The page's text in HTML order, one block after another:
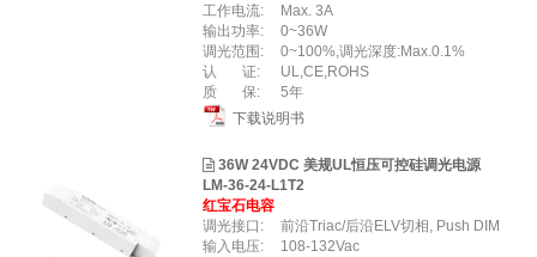
工作电流:
Max. 3A
输出功率:
0~36W
调光范围:
0~100%,调光深度:Max.0.1%
认 证:
UL,CE,ROHS
质 保:
5年
下载说明书
36W 24VDC 美规UL恒压可控硅调光电源
LM-36-24-L1T2
红宝石电容
调光接口:
前沿Triac/后沿ELV切相, Push DIM
输入电压:
108-132Vac